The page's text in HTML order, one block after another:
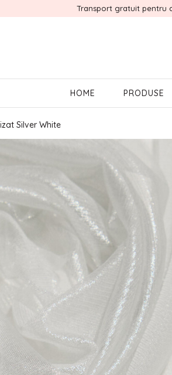
Transport gratuit pentru
HOME PRODUSE
Silver White